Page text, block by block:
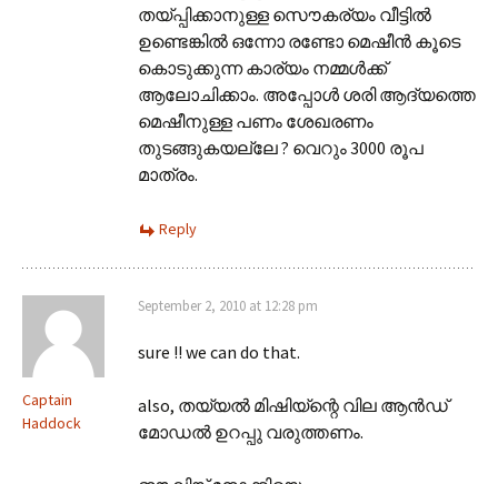
തയ്പ്പിക്കാനുള്ള സൌകര്യം വീട്ടില്‍
ഉണ്ടെങ്കില്‍ ഒന്നോ രണ്ടോ മെഷീന്‍ കൂടെ
കൊടുക്കുന്ന കാര്യം നമ്മള്‍ക്ക്
ആലോചിക്കാം. അപ്പോള്‍ ശരി ആദ്യത്തെ
മെഷീനുള്ള പണം ശേഖരണം
തുടങ്ങുകയല്ലേ ? വെറും 3000 രൂപ
മാത്രം.
Reply
Captain
Haddock
September 2, 2010 at 12:28 pm
sure !! we can do that.
also, തയ്യല്‍ മിഷിയ്ന്റെ വില ആന്‍ഡ്‌
മോഡല്‍ ഉറപ്പു വരുത്തണം.